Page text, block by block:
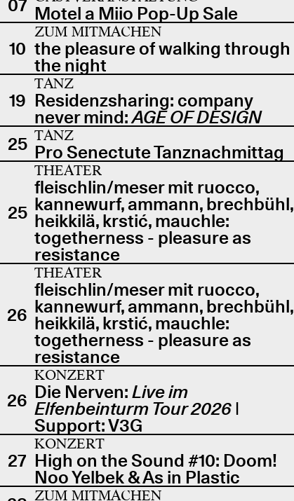
07 Motel a Miio Pop-Up Sale
10
ZUM MITMACHEN
the pleasure of walking through
the night
19
TANZ
Residenzsharing: company
never mind:AGE OF DESIGN
25 TANZ
Pro Senectute Tanznachmittag
25
THEATER
fleischlin/meser mit ruocco,
kannewurf, ammann, brechbühl,
heikkilä, krstić, mauchle:
togetherness - pleasure as
resistance
26
THEATER
fleischlin/meser mit ruocco,
kannewurf, ammann, brechbühl,
heikkilä, krstić, mauchle:
togetherness - pleasure as
resistance
26
KONZERT
Die Nerven:Live im
Elfenbeinturm Tour 2026 |
Support: V3G
27
KONZERT
High on the Sound #10: Doom!
Noo Yelbek & As in Plastic
ZUM MITMACHEN